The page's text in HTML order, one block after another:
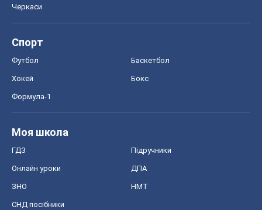
Черкаси
Спорт
Футбол Баскетбол
Хокей Бокс
Формула-1
Моя школа
ГДЗ Підручники
Онлайн уроки ДПА
ЗНО НМТ
СНД посібники